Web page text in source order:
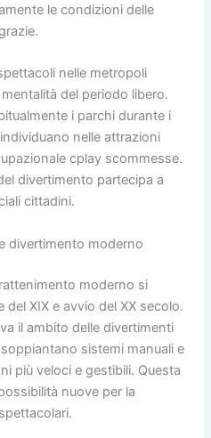
le condizioni delle
nelle metropoli
del periodo libero.
i parchi durante i
nelle attrazioni
cplay scommesse.
divertimento partecipa a
cittadini.
divertimento moderno
moderno si
XIX e avvio del XX secolo.
il ambito delle divertimenti
sistemi manuali e
più veloci e gestibili. Questa
nuove per la